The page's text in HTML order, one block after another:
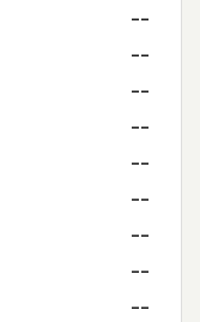
--
--
--
--
--
--
--
--
--